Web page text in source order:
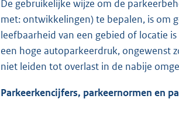
De gebruikelijke wijze om de
met: ontwikkelingen) te bepalen, is om
leefbaarheid van een gebied of locatie
een hoge autoparkeerdruk,
niet leiden tot overlast in de nabije
Parkeerkencijfers, parkeernormen en